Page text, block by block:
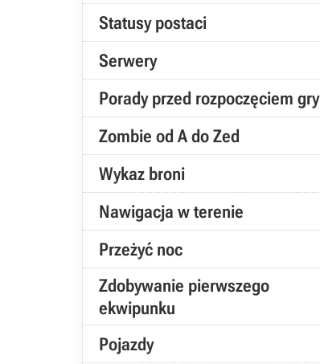
Statusy postaci
Serwery
Porady przed rozpoczęciem gry
Zombie od A do Zed
Wykaz broni
Nawigacja w terenie
Przeżyć noc
Zdobywanie pierwszego
ekwipunku
Pojazdy